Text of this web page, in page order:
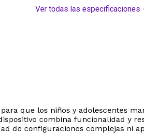
Ver todas las especificaciones
que los niños y adolescentes
combina funcionalidad y
de configuraciones complejas ni